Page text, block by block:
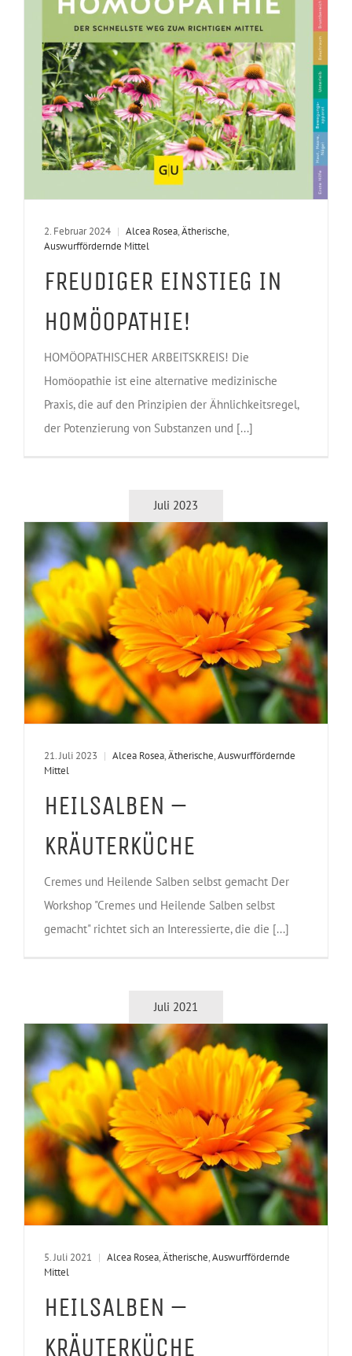
2. Februar 2024 | Alcea Rosea,Ätherische,
Auswurffördernde Mittel
FREUDIGER EINSTIEG IN
HOMÖOPATHIE!
HOMÖOPATHISCHER ARBEITSKREIS! Die
Homöopathie ist eine alternative medizinische
Praxis, die auf den Prinzipien der Ähnlichkeitsregel,
der Potenzierung von Substanzen und [...]
Juli 2023
21. Juli 2023 | Alcea Rosea,Ätherische,Auswurffördernde
Mittel
HEILSALBEN –
KRÄUTERKÜCHE
Cremes und Heilende Salben selbst gemacht Der
Workshop "Cremes und Heilende Salben selbst
gemacht" richtet sich an Interessierte, die die [...]
Juli 2021
5. Juli 2021 | Alcea Rosea,Ätherische,Auswurffördernde
Mittel
HEILSALBEN –
KRÄUTERKÜCHE